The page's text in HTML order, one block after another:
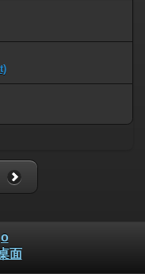
面